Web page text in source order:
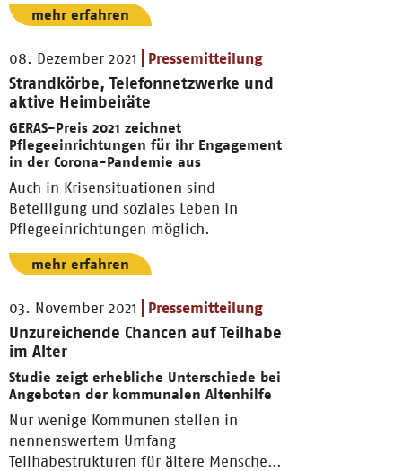
mehr erfahren
08. Dezember 2021 Pressemitteilung
Strandkörbe, Telefonnetzwerke und
aktive Heimbeiräte
GERAS-Preis 2021 zeichnet
Pflegeeinrichtungen für ihr Engagement
in der Corona-Pandemie aus
Auch in Krisensituationen sind
Beteiligung und soziales Leben in
Pflegeeinrichtungen möglich.
mehr erfahren
03. November 2021 Pressemitteilung
Unzureichende Chancen auf Teilhabe
im Alter
Studie zeigt erhebliche Unterschiede bei
Angeboten der kommunalen Altenhilfe
Nur wenige Kommunen stellen in
nennenswertem Umfang
Teilhabestrukturen für ältere Menschen